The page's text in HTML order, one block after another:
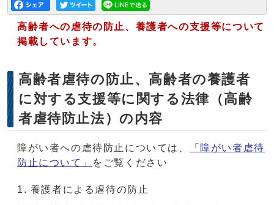
高齢者への虐待の防止、養護者への支援等について
掲載しています。
高齢者虐待の防止、高齢者の養護者
に対する支援等に関する法律（高齢
者虐待防止法）の内容
障がい者への虐待防止については、
「障がい者虐待
防止について」
をご覧ください
養護者による虐待の防止